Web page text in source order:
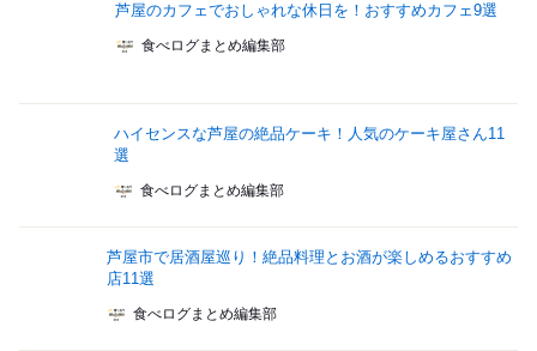
芦屋のカフェでおしゃれな休日を！おすすめカフェ9選
食べログまとめ編集部
ハイセンスな芦屋の絶品ケーキ！人気のケーキ屋さん11
選
食べログまとめ編集部
芦屋市で居酒屋巡り！絶品料理とお酒が楽しめるおすすめ
店11選
食べログまとめ編集部